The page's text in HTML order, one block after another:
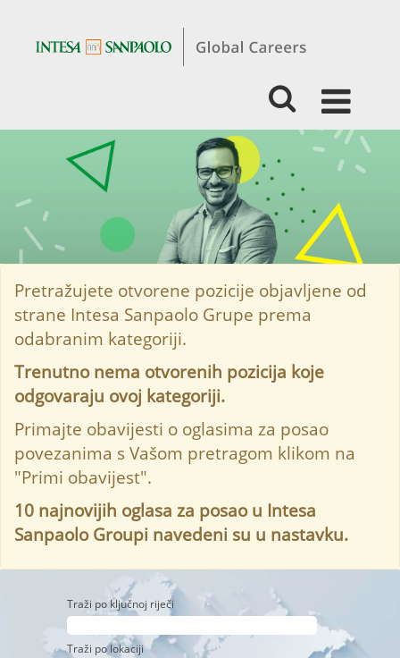
Studenti
pripravnici
Ljudski
resursi,
Organizacija
Opći
poslovi
Pretražujete otvorene pozicije objavljene od
strane Intesa Sanpaolo Grupe prema
odabranim kategoriji.
Trenutno nema otvorenih pozicija koje
odgovaraju ovoj kategoriji.
Primajte obavijesti o oglasima za posao
povezanima s Vašom pretragom klikom na
"Primi obavijest".
10 najnovijih oglasa za posao u Intesa
Sanpaolo Groupi navedeni su u nastavku.
Traži po ključnoj riječi
Traži po lokaciji